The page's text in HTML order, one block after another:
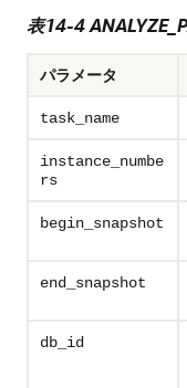
表14-4
パラメータ
task_name
instance_numbe
rs
begin_snapshot
end_snapshot
db_id